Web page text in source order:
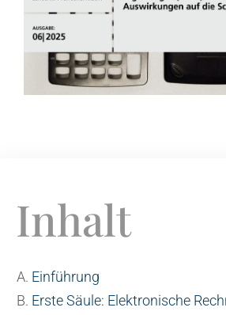
Inhalt
Einführung
Erste Säule: Elektronische